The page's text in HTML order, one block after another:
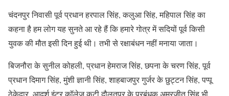
चंदनपुर निवासी पूर्व प्रधान हरपाल सिंह, कलुआ सिंह, महिपाल सिंह का
कहना है हम लोग यह सुनते आ रहे हैं कि हमारे गोत्र में सदियों पूर्व किसी
युवक की मौत इसी दिन हुई थी। तभी से रक्षाबंधन नहीं मनाया जाता।
बिजनौरा के सुनील कोहली, प्रधान हेमराज सिंह, छपना के चरण सिंह, पूर्व
प्रधान दिमाग सिंह, मुंशी ज्ञानी सिंह, शाहबाजपुर गुर्जर के छुट्टन सिंह, पप्पू
ठेकेदार, आदर्श इंटर कॉलेज कुटी दौलतपुर के प्रबंधक अमरजीत सिंह भी